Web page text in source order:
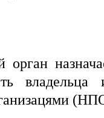
владельца